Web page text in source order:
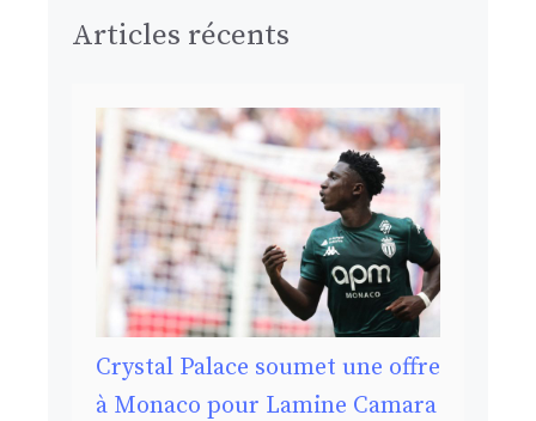
Articles récents
Crystal Palace soumet une offre
à Monaco pour Lamine Camara